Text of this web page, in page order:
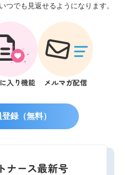
つでも見返せるようになります。
入り機能 メルマガ配信
録（無料）
ナース最新号